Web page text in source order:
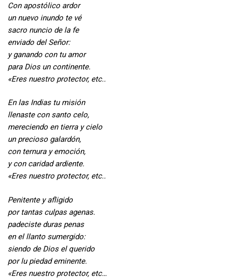
Con apostólico ardor
un nuevo inundo te vé
sacro nuncio de la fe
enviado del Señor:
y ganando con tu amor
para Dios un continente.
«Eres nuestro protector, etc..
En las Indias tu misión
llenaste con santo celo,
mereciendo en tierra y cielo
un precioso galardón,
con ternura y emoción,
y con caridad ardiente.
«Eres nuestro protector, etc..
Penitente y afligido
por tantas culpas agenas.
padeciste duras penas
en el llanto sumergido:
siendo de Dios el querido
por lu piedad eminente.
«Eres nuestro protector, etc…